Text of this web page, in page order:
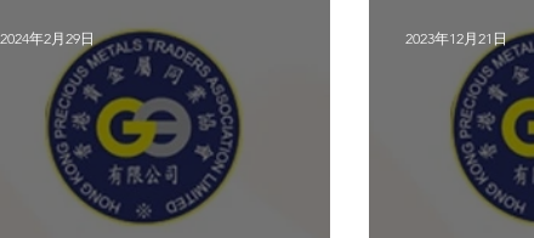
2024年2月29日 2023年12月21日